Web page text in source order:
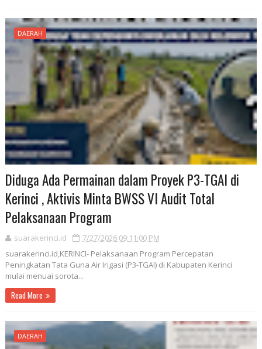
DAERAH
Diduga Ada Permainan dalam Proyek P3-TGAI di
Kerinci , Aktivis Minta BWSS VI Audit Total
Pelaksanaan Program
suarakerinci.id
7/27/2026 09:11:00 PM
suarakerinci.id,KERINCI- Pelaksanaan Program Percepatan
Peningkatan Tata Guna Air Irigasi (P3-TGAI) di Kabupaten Kerinci
mulai menuai sorota...
Read More
DAERAH